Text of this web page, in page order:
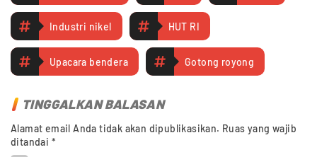
Industri nikel HUT RI
Upacara bendera Gotong royong
TINGGALKAN BALASAN
Alamat email Anda tidak akan dipublikasikan. Ruas yang wajib
ditandai *